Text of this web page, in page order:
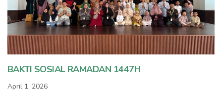
BAKTI SOSIAL RAMADAN 1447H
April 1, 2026